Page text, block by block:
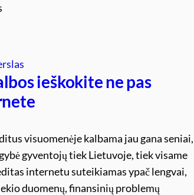
ieškokite ne pas
visuomenėje kalbama jau gana seniai,
gyventojų tiek Lietuvoje, tiek visame
internetu suteikiamas ypač lengvai,
duomenų, finansinių problemų